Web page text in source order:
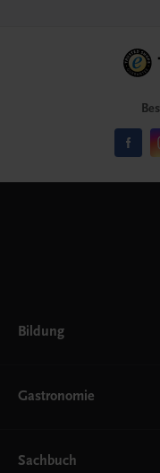
Bildung
AHS
EWF/ZWF
FW
Gastronomie
Getränke
Sachbuch